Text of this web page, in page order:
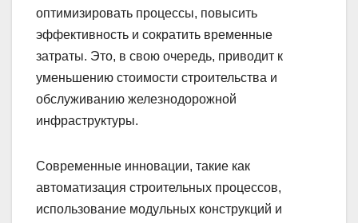
оптимизировать процессы, повысить
эффективность и сократить временные
затраты. Это, в свою очередь, приводит к
уменьшению стоимости строительства и
обслуживанию железнодорожной
инфраструктуры.
Современные инновации, такие как
автоматизация строительных процессов,
использование модульных конструкций и